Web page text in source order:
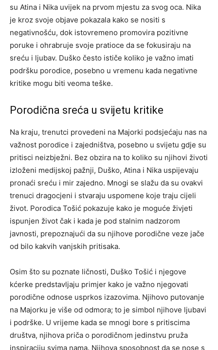
su Atina i Nika uvijek na prvom mjestu za svog oca. Nika
je kroz svoje objave pokazala kako se nositi s
negativnošću, dok istovremeno promovira pozitivne
poruke i ohrabruje svoje pratioce da se fokusiraju na
sreću i ljubav. Duško često ističe koliko je važno imati
podršku porodice, posebno u vremenu kada negativne
kritike mogu biti veoma teške.
Porodična sreća u svijetu kritike
Na kraju, trenutci provedeni na Majorki podsjećaju nas na
važnost porodice i zajedništva, posebno u svijetu gdje su
pritisci neizbježni. Bez obzira na to koliko su njihovi životi
izloženi medijskoj pažnji, Duško, Atina i Nika uspijevaju
pronaći sreću i mir zajedno. Mnogi se slažu da su ovakvi
trenuci dragocjeni i stvaraju uspomene koje traju cijeli
život. Porodica Tošić pokazuje kako je moguće živjeti
ispunjen život čak i kada je pod stalnim nadzorom
javnosti, prepoznajući da su njihove porodične veze jače
od bilo kakvih vanjskih pritisaka.
Osim što su poznate ličnosti, Duško Tošić i njegove
kćerke predstavljaju primjer kako je važno njegovati
porodične odnose usprkos izazovima. Njihovo putovanje
na Majorku je više od odmora; to je simbol njihove ljubavi
i podrške. U vrijeme kada se mnogi bore s pritiscima
društva, njihova priča o porodičnom jedinstvu pruža
inspiraciju svima nama. Njihova sposobnost da se nose s